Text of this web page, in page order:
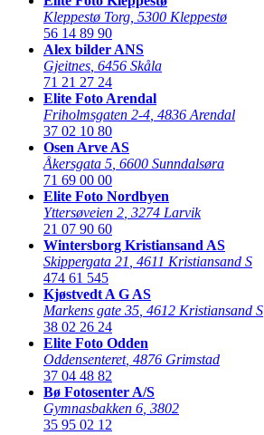
Kleppestø Torg 5300 Kleppestø
56 14 89 90
Alex bilder ANS
Gjeitnes 6456 Skåla
71 21 27 24
Elite Foto Arendal
Friholmsgaten 2-4 4836 Arendal
37 02 10 80
Osen Arve AS
Åkersgata 5 6600 Sunndalsøra
71 69 00 00
Elite Foto Nordbyen
Yttersøveien 2 3274 Larvik
21 07 90 60
Wintersborg Kristiansand AS
Skippergata 21 4611 Kristiansand S
474 61 545
Kjøstvedt A G AS
Markens gate 35 4612 Kristiansand S
38 02 26 24
Elite Foto Odden
Oddensenteret, 4876 Grimstad
37 04 48 82
Bø Fotosenter A/S
Gymnasbakken 6 3802
35 95 02 12